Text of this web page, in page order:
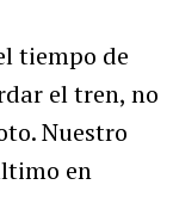
tiempo de
el tren, no
Nuestro
en